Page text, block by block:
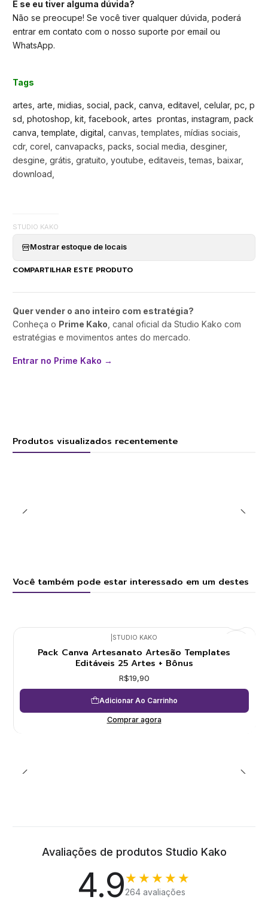
E se eu tiver alguma dúvida?
Não se preocupe! Se você tiver qualquer dúvida, poderá
entrar em contato com o nosso suporte por email ou
WhatsApp.
Tags
artes, arte, midias, social, pack, canva, editavel, celular, pc, p
sd, photoshop, kit, facebook, artes prontas, instagram, pack
canva, template, digital, canvas, templates, mídias sociais,
cdr, corel, canvapacks, packs, social media, desginer,
desgine, grátis, gratuito, youtube, editaveis, temas, baixar,
download,
STUDIO KAKO
Mostrar estoque de locais
COMPARTILHAR ESTE PRODUTO
Quer vender o ano inteiro com estratégia?
Conheça o Prime Kako , canal oficial da Studio Kako com
estratégias e movimentos antes do mercado.
Entrar no Prime Kako →
Produtos visualizados recentemente
Você também pode estar interessado em um destes
STUDIO KAKO
Pack Canva Artesanato Artesão Templates
Editáveis 25 Artes + Bônus
R$19,90
Adicionar Ao Carrinho
Comprar agora
Avaliações de produtos Studio Kako
4.9★★★★★
264 avaliações